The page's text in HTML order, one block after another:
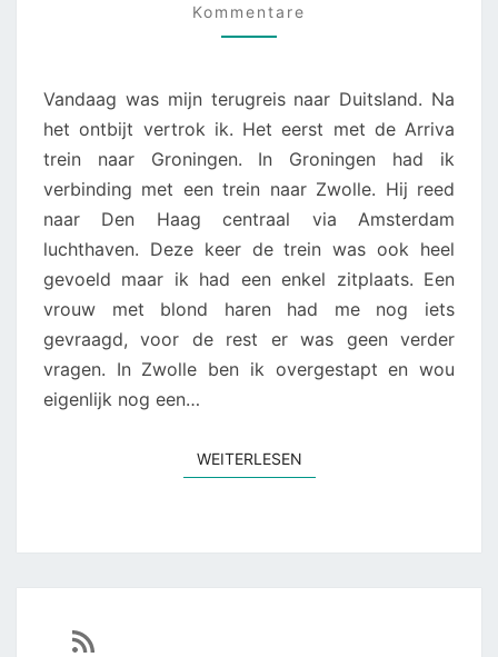
Kommentare
Vandaag was mijn terugreis naar Duitsland. Na
het ontbijt vertrok ik. Het eerst met de Arriva
trein naar Groningen. In Groningen had ik
verbinding met een trein naar Zwolle. Hij reed
naar Den Haag centraal via Amsterdam
luchthaven. Deze keer de trein was ook heel
gevoeld maar ik had een enkel zitplaats. Een
vrouw met blond haren had me nog iets
gevraagd, voor de rest er was geen verder
vragen. In Zwolle ben ik overgestapt en wou
eigenlijk nog een…
WEITERLESENWEITERLESEN
https://sven-essen.de/feed/